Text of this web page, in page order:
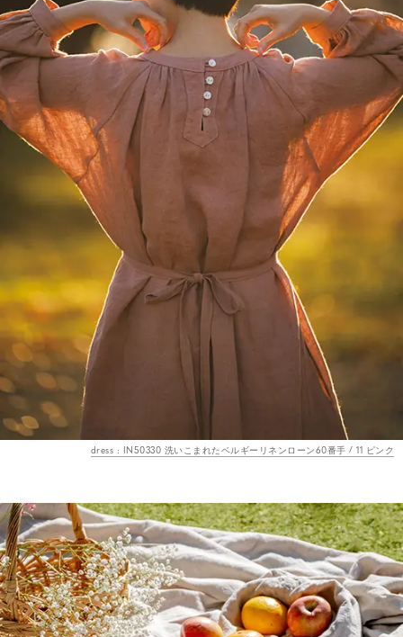
dress : IN50330 洗いこまれたベルギーリネンローン60番手 / 11 ピンク